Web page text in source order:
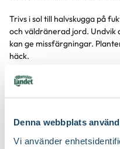
Denna webbplats
Vi använder
Trivs i sol till halvskugga på
och väldränerad jord.
kan ge missfärgningar.
häck.
Är mycket lämplig som
efter plantering. För en tät
lutning, smalare vid toppen
lodrätt blir häcken ofta gles